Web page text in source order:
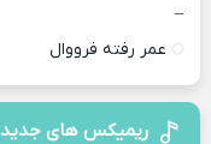
–
عمر رفته فرووال
ریمیکس های جدید